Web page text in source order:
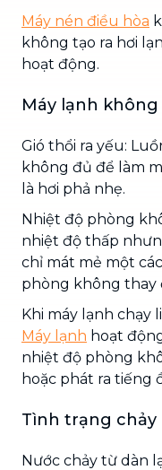
Máy nén điều hòa
không tạo ra hơi
hoạt động.
Máy lạnh
Gió thổi ra yếu:
không đủ để làm
là hơi phả nhẹ.
Nhiệt độ phòng
nhiệt độ thấp
chỉ mát mẻ một
phòng không thay
Khi máy lạnh
Máy lạnh hoạt
nhiệt độ phòng
hoặc phát ra tiếng
Tình trạng chảy
Nước chảy từ dàn